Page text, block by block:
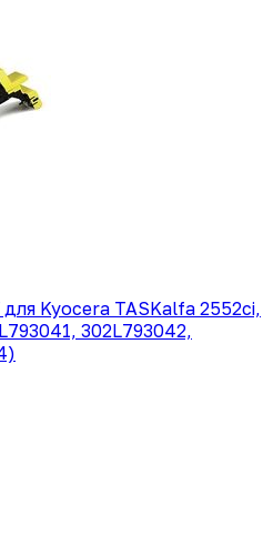
Kyocera TASKalfa 2552ci,
302L793042,